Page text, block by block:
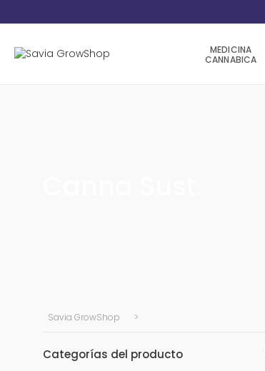
MEDICINA
CANNABICA
Savia GrowShop
Categorías del producto